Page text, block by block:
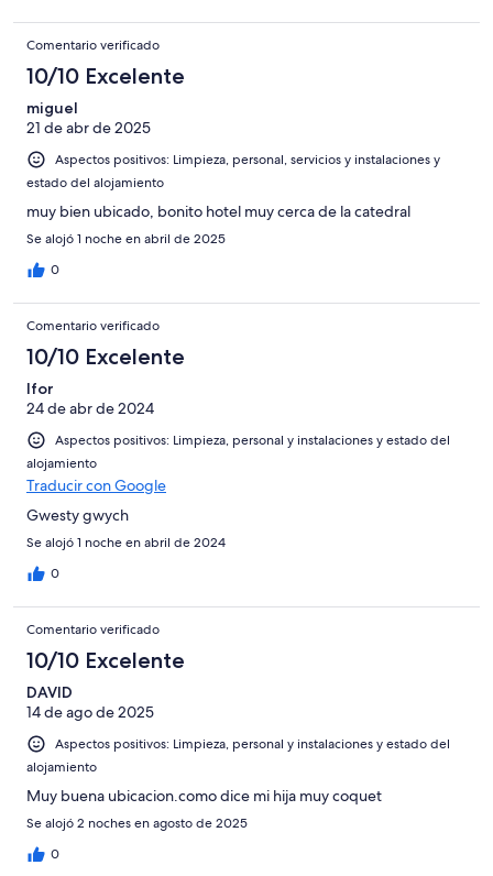
Comentario verificado
10/10 Excelente
miguel
21 de abr de 2025
Aspectos positivos: Limpieza, personal, servicios y instalaciones y
estado del alojamiento
muy bien ubicado, bonito hotel muy cerca de la catedral
Se alojó 1 noche en abril de 2025
0
Comentario verificado
10/10 Excelente
Ifor
24 de abr de 2024
Aspectos positivos: Limpieza, personal y instalaciones y estado del
alojamiento
Traducir con Google
Gwesty gwych
Se alojó 1 noche en abril de 2024
0
Comentario verificado
10/10 Excelente
DAVID
14 de ago de 2025
Aspectos positivos: Limpieza, personal y instalaciones y estado del
alojamiento
Muy buena ubicacion.como dice mi hija muy coquet
Se alojó 2 noches en agosto de 2025
0